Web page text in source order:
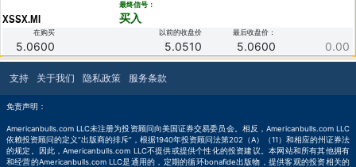
XSSX.MI
最终信号：
买入
在购买
5.0600
以前的收盘价
5.0510
最后收盘价：
5.0600 0.00
支持 关于我们 隐私政策 服务条款
免责声明：
Americanbulls.com LLC未注册为投资顾问向美国证券交易委员会。相反，Americanbulls.com LLC
依赖投资顾问的定义“出版商的排斥”，根据1940年投资顾问法第202（A）（11）和相应的州证券法
的规定。因此，Americanbulls.com LLC不提供或提供个性化的投资建议。本网站和所有其他拥有
和经营的Americanbulls.com LLC是通用的，定期的循环bonafide出版物，提供客观的投资相关的